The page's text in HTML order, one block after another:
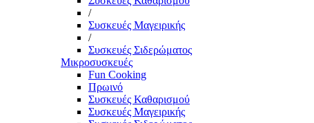
/
Συσκευές Μαγειρικής
/
Συσκευές Σιδερώματος
Μικροσυσκευές
Fun Cooking
Πρωινό
Συσκευές Καθαρισμού
Συσκευές Μαγειρικής